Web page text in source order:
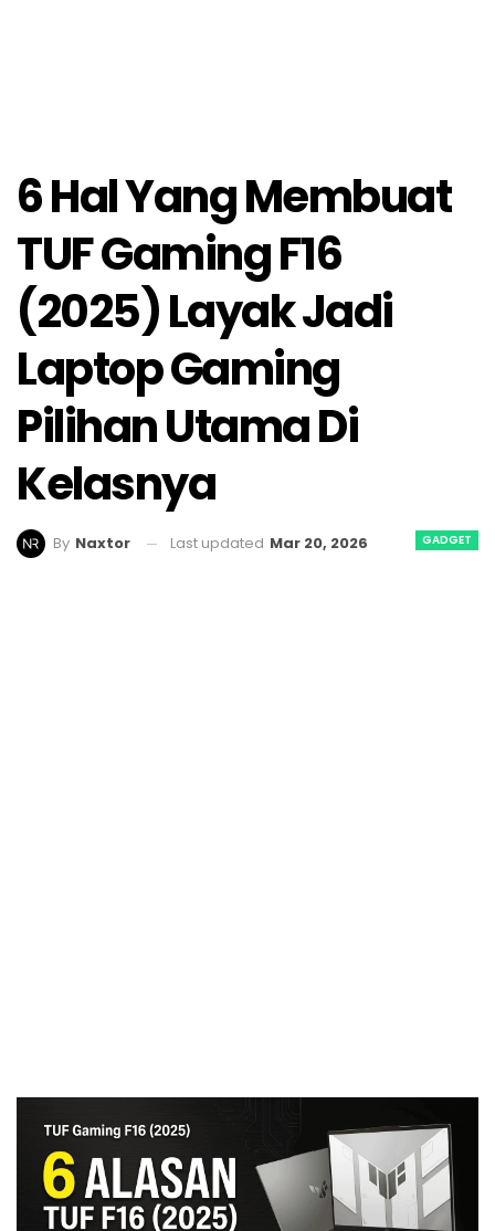
6 Hal Yang Membuat
TUF Gaming F16
(2025) Layak Jadi
Laptop Gaming
Pilihan Utama Di
Kelasnya
GADGET
By Naxtor Last updated Mar 20, 2026